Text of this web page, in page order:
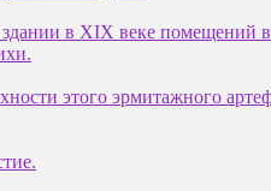
в XIX веке помещений
этого эрмитажного